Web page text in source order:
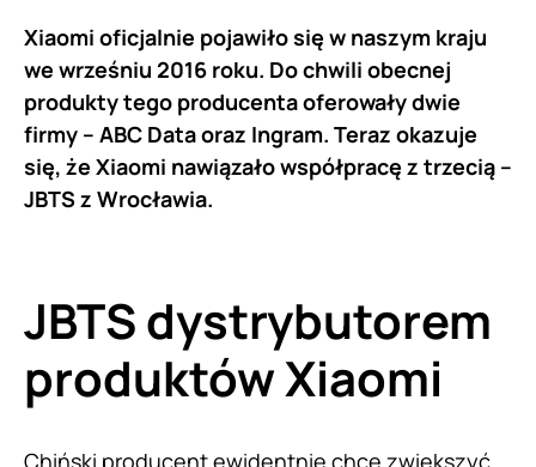
Xiaomi oficjalnie pojawiło się w naszym kraju
we wrześniu 2016 roku. Do chwili obecnej
produkty tego producenta oferowały dwie
firmy – ABC Data oraz Ingram. Teraz okazuje
się, że Xiaomi nawiązało współpracę z trzecią –
JBTS z Wrocławia.
JBTS dystrybutorem
produktów Xiaomi
Chiński producent ewidentnie chce zwiększyć